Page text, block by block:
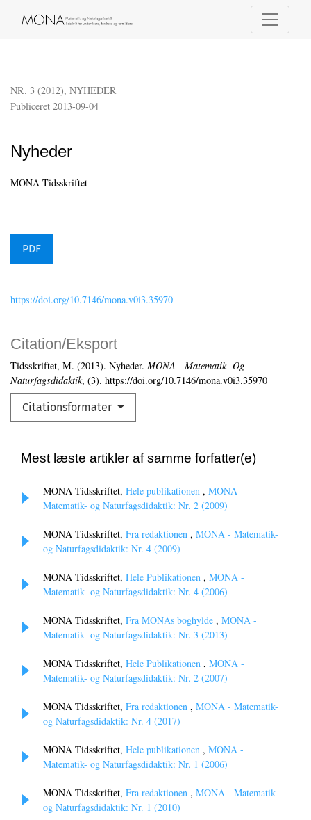
NR. 3 (2012), NYHEDER
Nyheder
Publiceret 2013-09-04
MONA Tidsskriftet
PDF
Citation/Eksport
Tidsskriftet, M. (2013). Nyheder. MONA - Matematik- Og
Naturfagsdidaktik, (3). https://doi.org/10.7146/mona.v0i3.35970
Citationsformater
https://doi.org/10.7146/mona.v0i3.35970
Mest læste artikler af samme forfatter(e)
MONA Tidsskriftet, Hele publikationen , MONA -
Matematik- og Naturfagsdidaktik: Nr. 2 (2009)
MONA Tidsskriftet, Fra redaktionen , MONA - Matematik-
og Naturfagsdidaktik: Nr. 4 (2009)
MONA Tidsskriftet, Hele Publikationen , MONA -
Matematik- og Naturfagsdidaktik: Nr. 4 (2006)
MONA Tidsskriftet, Fra MONAs boghylde , MONA -
Matematik- og Naturfagsdidaktik: Nr. 3 (2013)
MONA Tidsskriftet, Hele Publikationen , MONA -
Matematik- og Naturfagsdidaktik: Nr. 2 (2007)
MONA Tidsskriftet, Fra redaktionen , MONA - Matematik-
og Naturfagsdidaktik: Nr. 4 (2017)
MONA Tidsskriftet, Hele publikationen , MONA -
Matematik- og Naturfagsdidaktik: Nr. 1 (2006)
MONA Tidsskriftet, Fra redaktionen , MONA - Matematik-
og Naturfagsdidaktik: Nr. 1 (2010)